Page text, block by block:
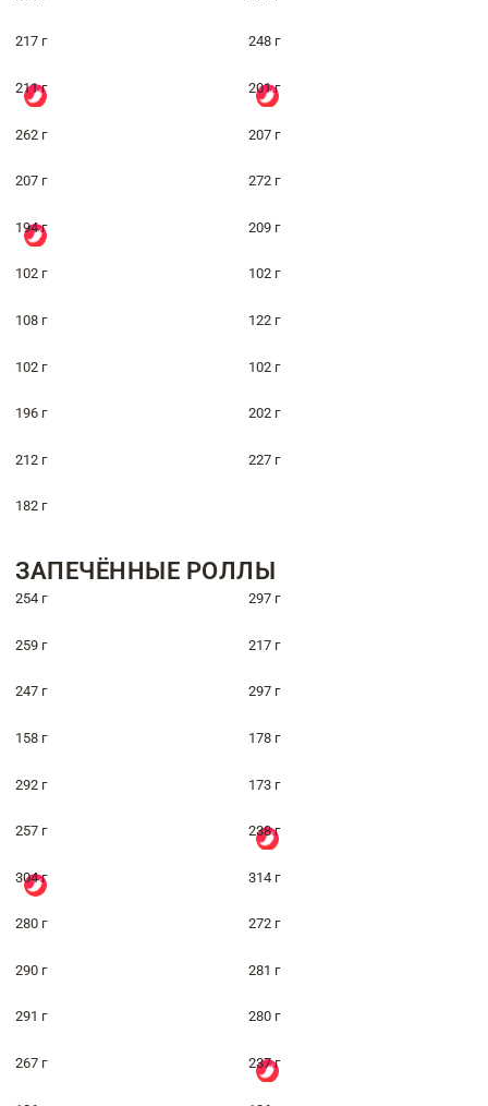
217 г 248 г
211 г 201 г
262 г 207 г
207 г 272 г
194 г 209 г
102 г 102 г
108 г 122 г
102 г 102 г
196 г 202 г
212 г 227 г
182 г
ЗАПЕЧЁННЫЕ РОЛЛЫ
254 г 297 г
259 г 217 г
247 г 297 г
158 г 178 г
292 г 173 г
257 г 238 г
304 г 314 г
280 г 272 г
290 г 281 г
291 г 280 г
267 г 237 г